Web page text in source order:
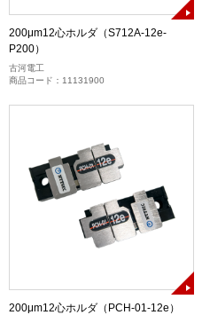
200μm12心ホルダ（S712A-12e-
P200）
古河電工
商品コード：11131900
200μm12心ホルダ（PCH-01-12e）